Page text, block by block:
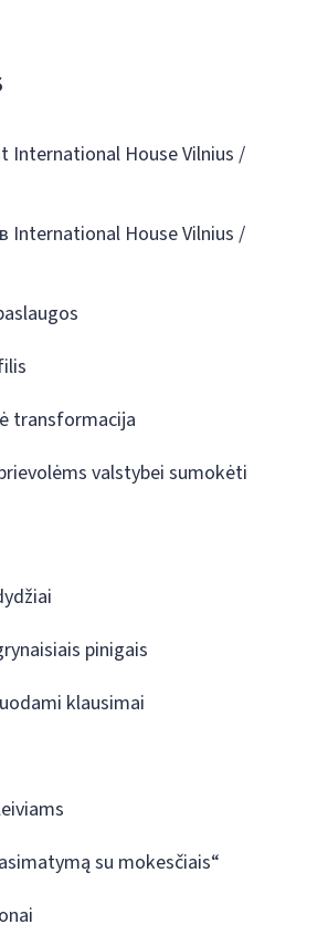
International House Vilnius /
International House Vilnius /
transformacija
valstybei sumokėti
pinigais
klausimai
su mokesčiais“